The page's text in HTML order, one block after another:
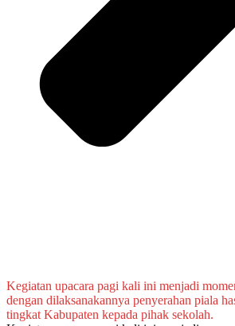
Kegiatan upacara pagi kali ini menjadi
dengan dilaksanakannya penyerahan piala
tingkat Kabupaten kepada pihak sekolah.